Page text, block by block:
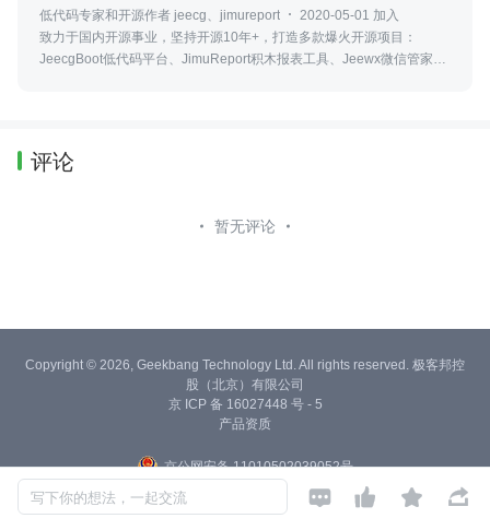
低代码专家和开源作者 jeecg、jimureport
2020-05-01 加入
致力于国内开源事业，坚持开源10年+，打造多款爆火开源项目：
JeecgBoot低代码平台、JimuReport积木报表工具、Jeewx微信管家系
评论
暂无评论
写下你的想法，一起交流    
Copyright © 2026, Geekbang Technology Ltd. All rights reserved. 极客邦控
股（北京）有限公司
京 ICP 备 16027448 号 - 5
产品资质
京公网安备 11010502039052号